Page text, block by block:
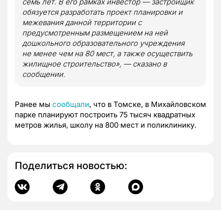
обязуется разработать проект планировки и
межевания данной территории с
предусмотренным размещением на ней
дошкольного образовательного учреждения
не менее чем на 80 мест, а также осуществить
жилищное строительство», — сказано в
сообщении.
Ранее мы сообщали, что в Томске, в Михайловском
парке планируют построить 75 тысяч квадратных
метров жилья, школу на 800 мест и поликлинику.
Поделиться новостью: